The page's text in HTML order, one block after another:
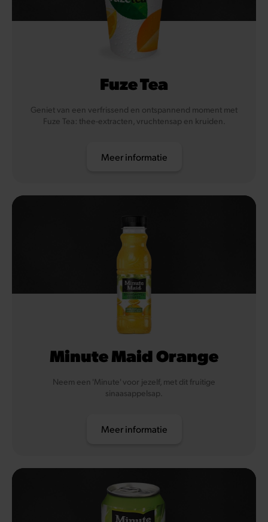
Fuze Tea
Geniet van een verfrissend en ontspannend moment met
Fuze Tea: thee-extracten, vruchtensap en kruiden.
Meer informatie
Minute Maid Orange
Neem een 'Minute' voor jezelf, met dit fruitige
sinaasappelsap.
Meer informatie